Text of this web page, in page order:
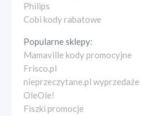
Philips
Cobi kody rabatowe
Popularne sklepy:
Mamaville kody promocyjne
Frisco.pl
nieprzeczytane.pl wyprzedaże
OleOle!
Fiszki promocje